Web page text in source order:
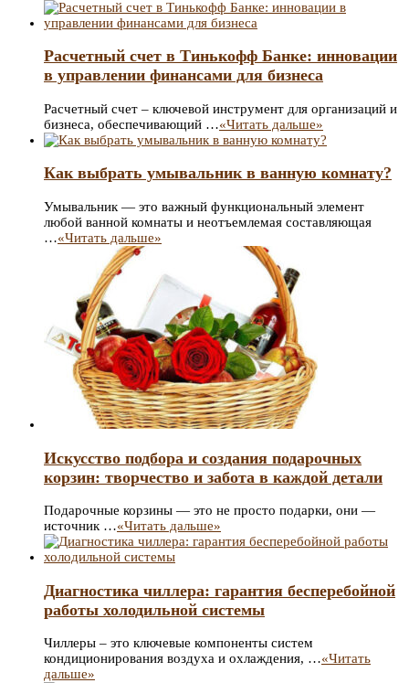
Расчетный счет в Тинькофф Банке: инновации
в управлении финансами для бизнеса
Расчетный счет – ключевой инструмент для организаций и
бизнеса, обеспечивающий …«Читать дальше»
Как выбрать умывальник в ванную комнату?
Умывальник — это важный функциональный элемент
любой ванной комнаты и неотъемлемая составляющая
…«Читать дальше»
Искусство подбора и создания подарочных
корзин: творчество и забота в каждой детали
Подарочные корзины — это не просто подарки, они —
источник …«Читать дальше»
Диагностика чиллера: гарантия бесперебойной
работы холодильной системы
Чиллеры – это ключевые компоненты систем
кондиционирования воздуха и охлаждения, …«Читать
дальше»